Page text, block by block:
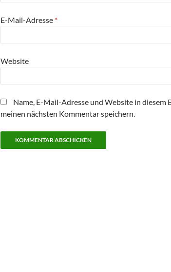
E-Mail-Adresse *
Website
Name, E-Mail-Adresse und Website in diesem
meinen nächsten Kommentar speichern.